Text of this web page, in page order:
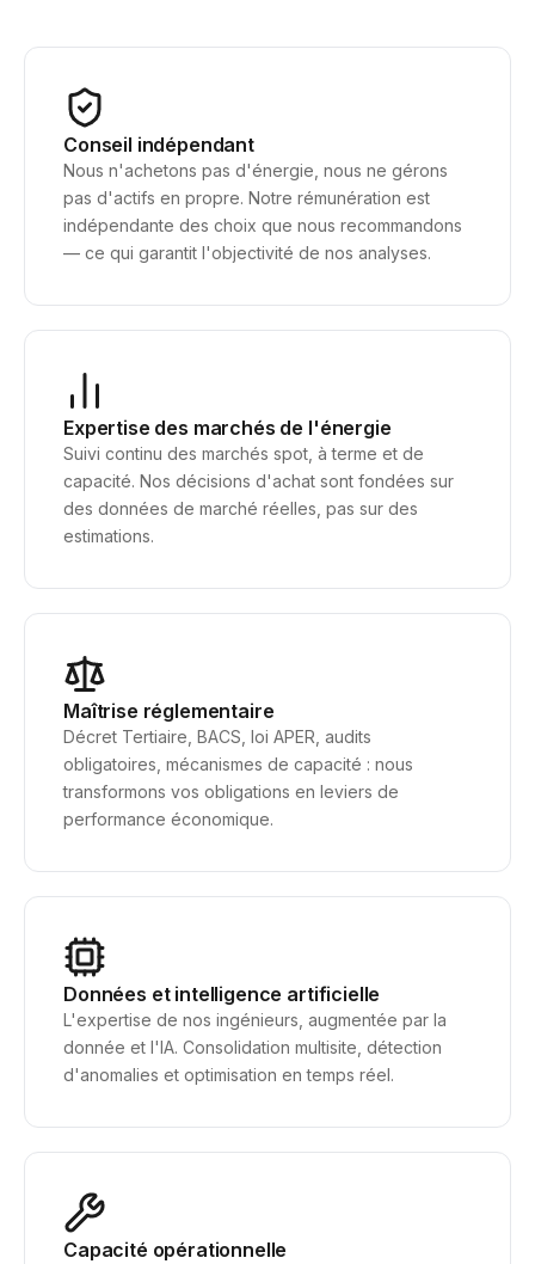
Conseil indépendant
Nous n'achetons pas d'énergie, nous ne gérons
pas d'actifs en propre. Notre rémunération est
indépendante des choix que nous recommandons
— ce qui garantit l'objectivité de nos analyses.
Expertise des marchés de l'énergie
Suivi continu des marchés spot, à terme et de
capacité. Nos décisions d'achat sont fondées sur
des données de marché réelles, pas sur des
estimations.
Maîtrise réglementaire
Décret Tertiaire, BACS, loi APER, audits
obligatoires, mécanismes de capacité : nous
transformons vos obligations en leviers de
performance économique.
Données et intelligence artificielle
L'expertise de nos ingénieurs, augmentée par la
donnée et l'IA. Consolidation multisite, détection
d'anomalies et optimisation en temps réel.
Capacité opérationnelle